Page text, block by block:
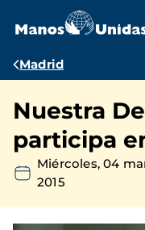
contenido
Ruta
navegación
Madrid
Nuestra
participa
Miércoles, 04
2015